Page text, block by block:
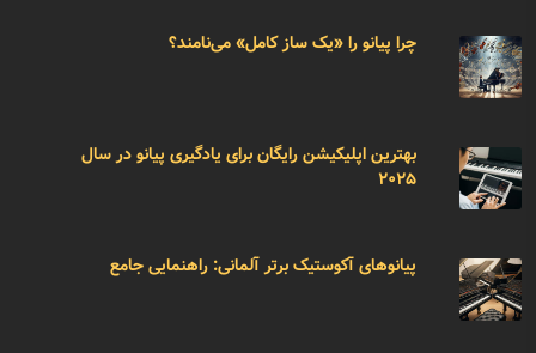
چرا پیانو را «یک ساز کامل» می‌نامند؟
بهترین اپلیکیشن رایگان برای یادگیری پیانو در سال
۲۰۲۵
پیانوهای آکوستیک برتر آلمانی: راهنمایی جامع